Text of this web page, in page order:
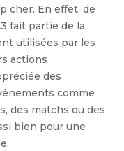
cher. En effet, de
fait partie de la
utilisées par les
actions
des
comme
des matchs ou des
bien pour une